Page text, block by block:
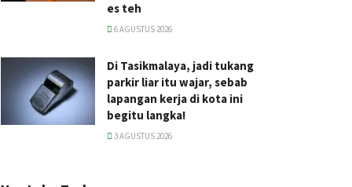
es teh
6 AGUSTUS 2026
Di Tasikmalaya, jadi tukang
parkir liar itu wajar, sebab
lapangan kerja di kota ini
begitu langka!
3 AGUSTUS 2026